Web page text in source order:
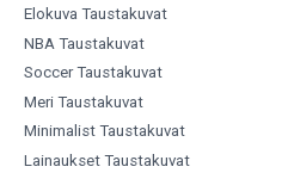
Elokuva Taustakuvat
NBA Taustakuvat
Soccer Taustakuvat
Meri Taustakuvat
Minimalist Taustakuvat
Lainaukset Taustakuvat